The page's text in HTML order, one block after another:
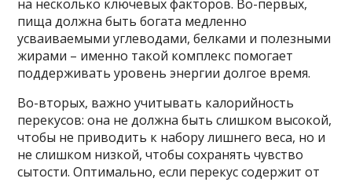
на несколько ключевых факторов. Во-первых,
пища должна быть богата медленно
усваиваемыми углеводами, белками и полезными
жирами – именно такой комплекс помогает
поддерживать уровень энергии долгое время.
Во-вторых, важно учитывать калорийность
перекусов: она не должна быть слишком высокой,
чтобы не приводить к набору лишнего веса, но и
не слишком низкой, чтобы сохранять чувство
сытости. Оптимально, если перекус содержит от